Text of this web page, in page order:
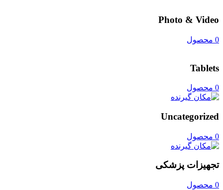
Photo & Video
0 محصول
Tablets
0 محصول
Uncategorized
0 محصول
تجهیزات پزشکی
0 محصول